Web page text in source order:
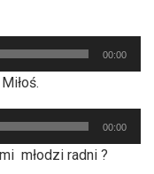
00:00
00:00
młodzi radni ?